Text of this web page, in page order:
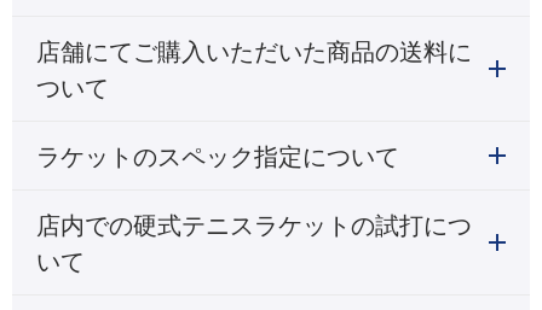
店舗にてご購入いただいた商品の送料に
ついて
ラケットのスペック指定について
店内での硬式テニスラケットの試打につ
いて